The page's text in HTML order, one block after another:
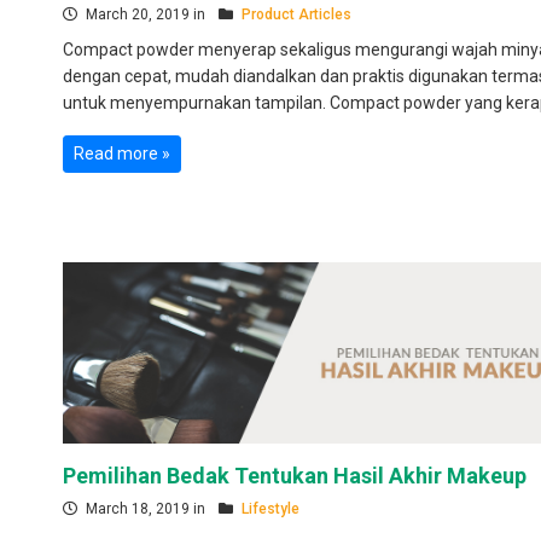
March 20, 2019 in Product Articles
Compact powder menyerap sekaligus mengurangi wajah
dengan cepat, mudah diandalkan dan praktis digunakan
untuk menyempurnakan tampilan. Compact powder yang
Read more »
Pemilihan Bedak Tentukan Hasil Akhir Makeup
March 18, 2019 in Lifestyle